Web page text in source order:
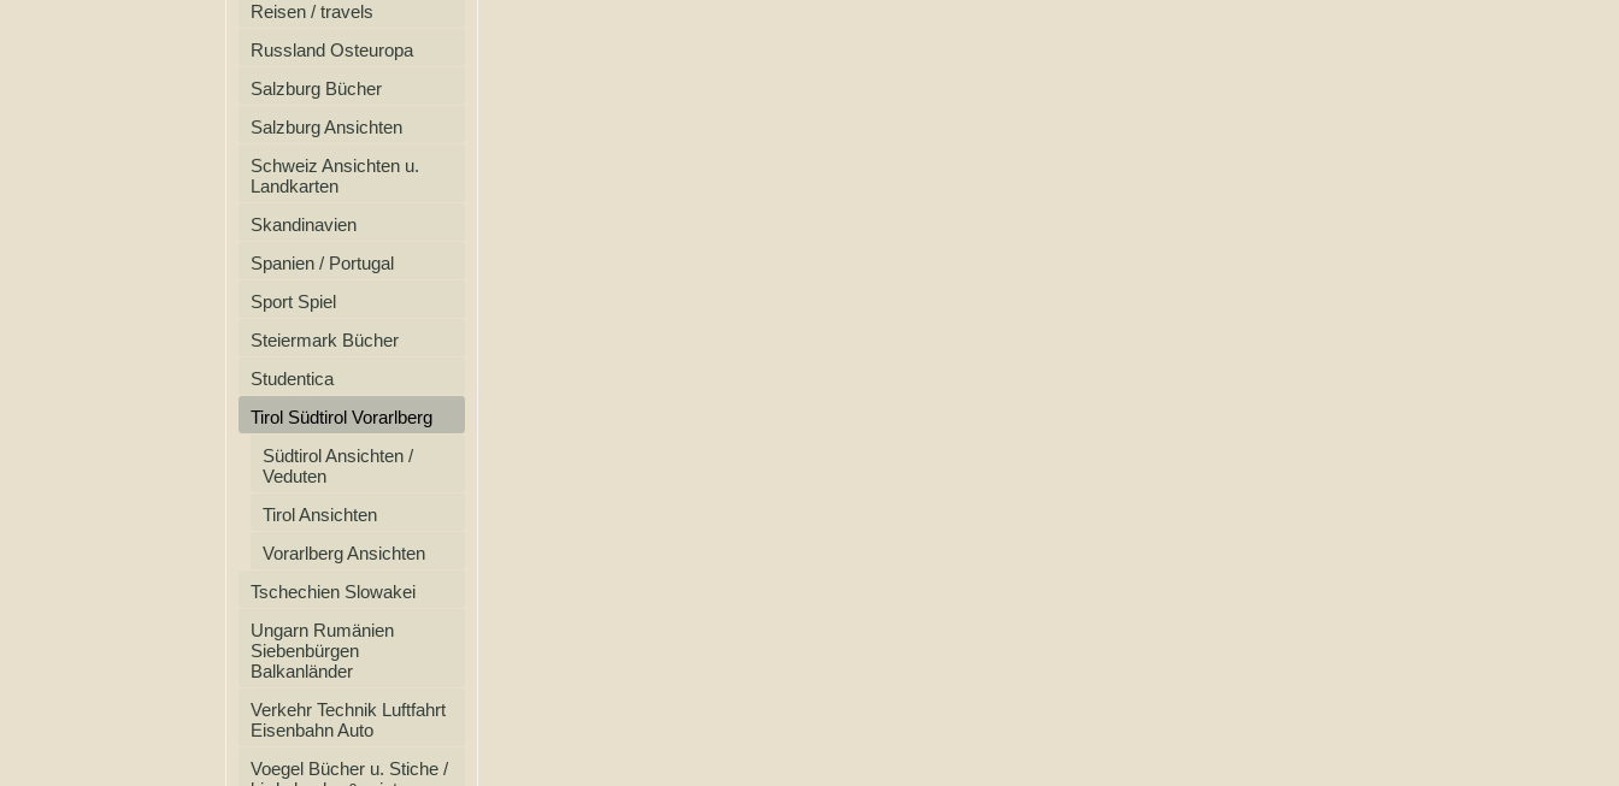
Reisen / travels
Russland Osteuropa
Salzburg Bücher
Salzburg Ansichten
Schweiz Ansichten u.
Landkarten
Skandinavien
Spanien / Portugal
Sport Spiel
Steiermark Bücher
Studentica
Tirol Südtirol Vorarlberg
Südtirol Ansichten /
Veduten
Tirol Ansichten
Vorarlberg Ansichten
Tschechien Slowakei
Ungarn Rumänien
Siebenbürgen
Balkanländer
Verkehr Technik Luftfahrt
Eisenbahn Auto
Voegel Bücher u. Stiche /